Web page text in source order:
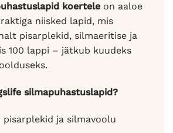
koertele on aaloe
niisked lapid, mis
pisarplekid, silmaeritise ja
100 lappi – jätkub kuudeks
silmapuhastuslapid?
ja silmavoolu